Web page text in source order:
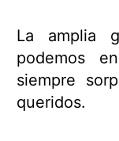
La amplia
podemos
siempre
queridos.